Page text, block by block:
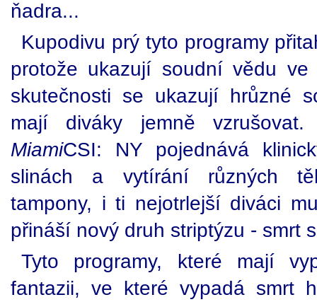
ňadra...
Kupodivu prý tyto programy
protože ukazují soudní vědu ve
skutečnosti se ukazují hrůzné
mají diváky jemně
MiamiCSI: NY pojednává
slinách a vytírání různých
tampony, i ti nejotrlejší diváci
přináší nový druh striptýzu - smrt
Tyto programy, které mají
fantazii, ve které vypadá smrt